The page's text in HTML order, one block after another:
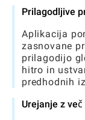
Prilagodljive
Aplikacija
zasnovane
prilagodijo
hitro in
predhodnih
Urejanje z